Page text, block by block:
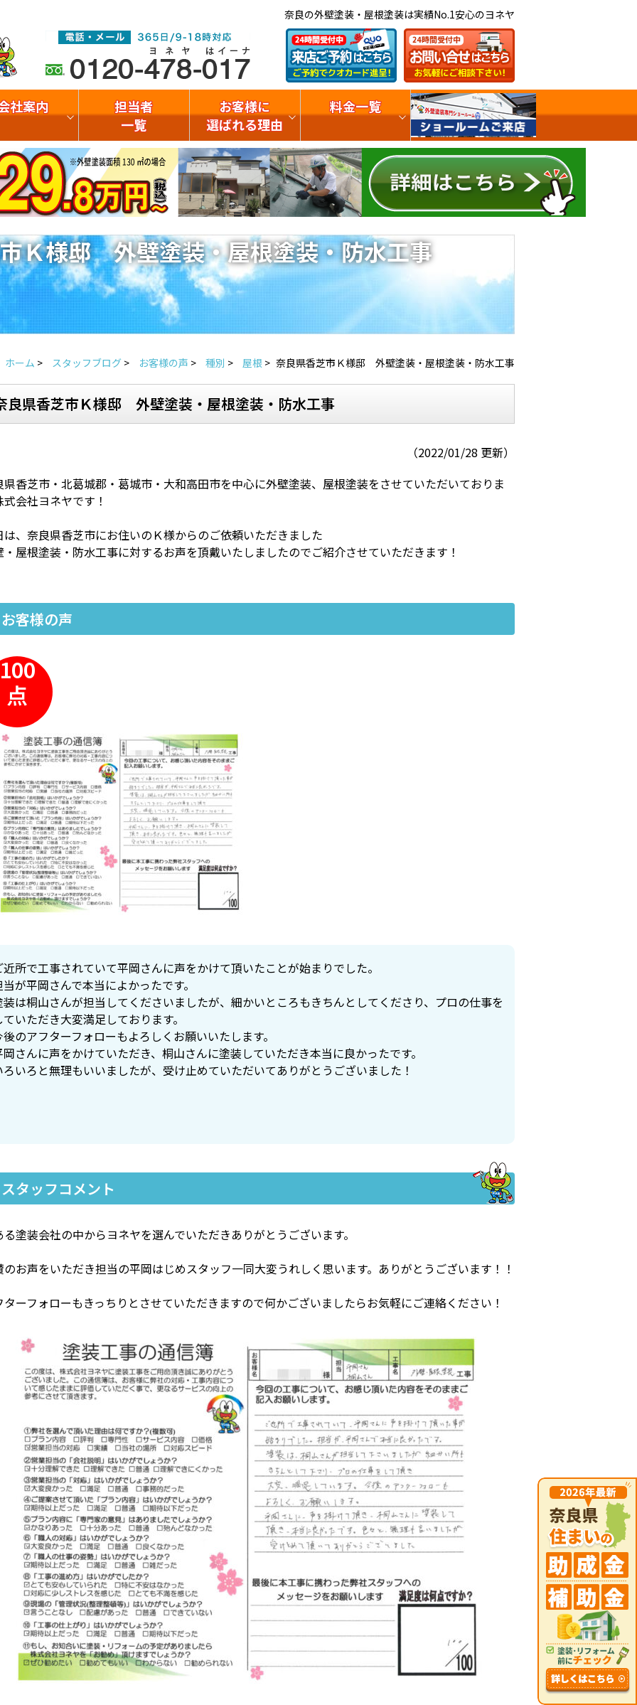
奈良の外壁塗装・屋根塗装は実績No.1安心のヨネヤ
社案内
担当者
一覧
お客様に
選ばれる理由
料金一覧
Ｋ様邸 外壁塗装・屋根塗装・防水工事
ホーム > スタッフブログ > お客様の声 > 種別 > 屋根 > 奈良県香芝市Ｋ様邸 外壁塗装・屋根塗装・防水工事
良県香芝市Ｋ様邸 外壁塗装・屋根塗装・防水工事
（2022/01/28 更新）
県香芝市・北葛城郡・葛城市・大和高田市を中心に外壁塗装、屋根塗装をさせていただいておりま
式会社ヨネヤです！
は、奈良県香芝市にお住いのＫ様からのご依頼いただきました
・屋根塗装・防水工事に対するお声を頂戴いたしましたのでご紹介させていただきます！
お客様の声
点
近所で工事されていて平岡さんに声をかけて頂いたことが始まりでした。
当が平岡さんで本当によかったです。
装は桐山さんが担当してくださいましたが、細かいところもきちんとしてくださり、プロの仕事を
ていただき大変満足しております。
後のアフターフォローもよろしくお願いいたします。
岡さんに声をかけていただき、桐山さんに塗装していただき本当に良かったです。
ろいろと無理もいいましたが、受け止めていただいてありがとうございました！
スタッフコメント
る塗装会社の中からヨネヤを選んでいただきありがとうございます。
のお声をいただき担当の平岡はじめスタッフ一同大変うれしく思います。ありがとうございます！！
ターフォローもきっちりとさせていただきますので何かございましたらお気軽にご連絡ください！